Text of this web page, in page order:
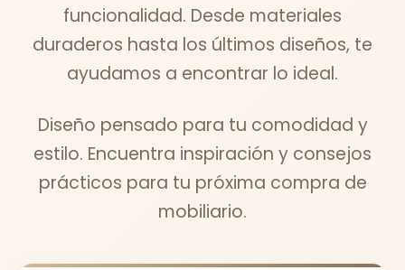
funcionalidad. Desde materiales
duraderos hasta los últimos diseños, te
ayudamos a encontrar lo ideal.
Diseño pensado para tu comodidad y
estilo. Encuentra inspiración y consejos
prácticos para tu próxima compra de
mobiliario.